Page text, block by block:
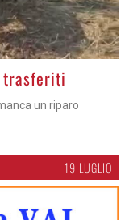
trasferiti
un riparo
19 LUGLIO